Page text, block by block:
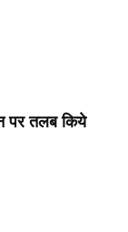
पर तलब किये